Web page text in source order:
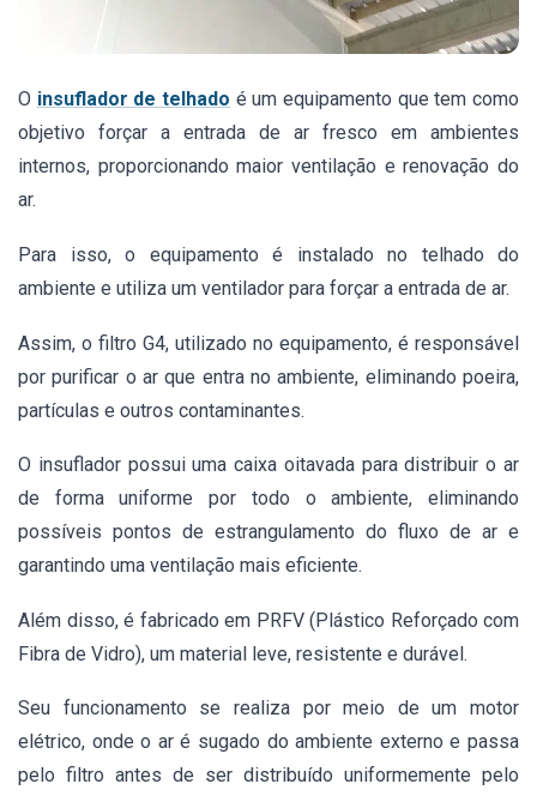
O insuflador de telhado é um equipamento que tem como
objetivo forçar a entrada de ar fresco em ambientes
internos, proporcionando maior ventilação e renovação do
ar.
Para isso,o equipamento é instalado no telhado do
ambiente e utiliza um ventilador para forçar a entrada de ar.
Assim, o filtro G4, utilizado no equipamento, é responsável
por purificar o ar que entra no ambiente, eliminando poeira,
partículas e outros contaminantes.
O insufladorpossui uma caixa oitavada para distribuir o ar
de forma uniforme por todo o ambiente, eliminando
possíveis pontos de estrangulamento do fluxo de ar e
garantindo uma ventilação mais eficiente.
Além disso, é fabricado em PRFV (Plástico Reforçado com
Fibra de Vidro), um material leve, resistente e durável.
Seu funcionamento se realiza por meio de um motor
elétrico, onde o ar é sugado do ambiente externo e passa
pelo filtro antes de ser distribuído uniformemente pelo